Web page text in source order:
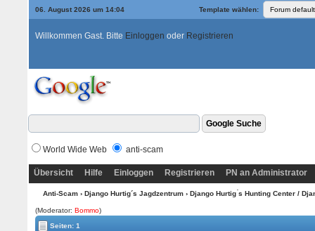
06. August 2026 um 14:04 Template wählen:
Willkommen Gast. Bitte Einloggen oder Registrieren
World Wide Web anti-scam
Übersicht Hilfe Einloggen Registrieren PN an Administrator
Anti-Scam› Django Hurtig´s Jagdzentrum› Django Hurtig ́s Hunting Center /
(Moderator:Bommo)
Seiten: 1